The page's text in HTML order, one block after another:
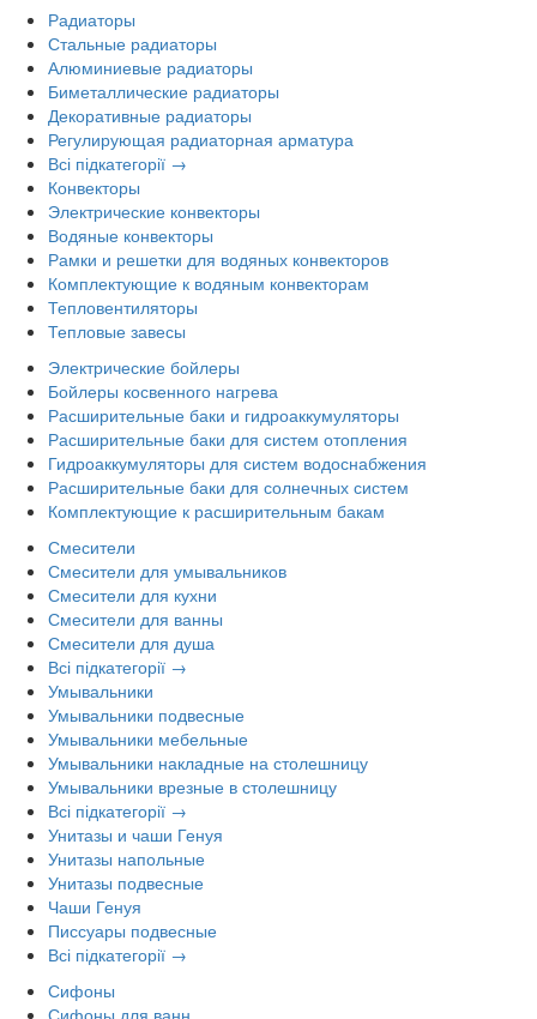
Радиаторы
Стальные радиаторы
Алюминиевые радиаторы
Биметаллические радиаторы
Декоративные радиаторы
Регулирующая радиаторная арматура
Всі підкатегорії →
Конвекторы
Электрические конвекторы
Водяные конвекторы
Рамки и решетки для водяных конвекторов
Комплектующие к водяным конвекторам
Тепловентиляторы
Тепловые завесы
Электрические бойлеры
Бойлеры косвенного нагрева
Расширительные баки и гидроаккумуляторы
Расширительные баки для систем отопления
Гидроаккумуляторы для систем водоснабжения
Расширительные баки для солнечных систем
Комплектующие к расширительным бакам
Смесители
Смесители для умывальников
Смесители для кухни
Смесители для ванны
Смесители для душа
Всі підкатегорії →
Умывальники
Умывальники подвесные
Умывальники мебельные
Умывальники накладные на столешницу
Умывальники врезные в столешницу
Всі підкатегорії →
Унитазы и чаши Генуя
Унитазы напольные
Унитазы подвесные
Чаши Генуя
Писсуары подвесные
Всі підкатегорії →
Сифоны
Сифоны для ванн